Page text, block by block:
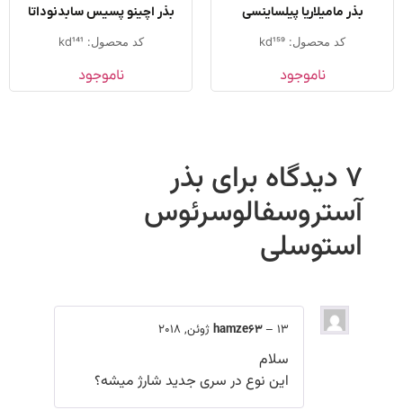
بذر مامیلاریا پیلساینسی
کد محصول: kd159
ناموجود
بذر اچینو پسیس سابدنوداتا
کد محصول: kd141
ناموجود
بذر
آستروسفالوسرئوس
استوسلی
hamze63
این نوع در سری جدید شارژ میشه؟